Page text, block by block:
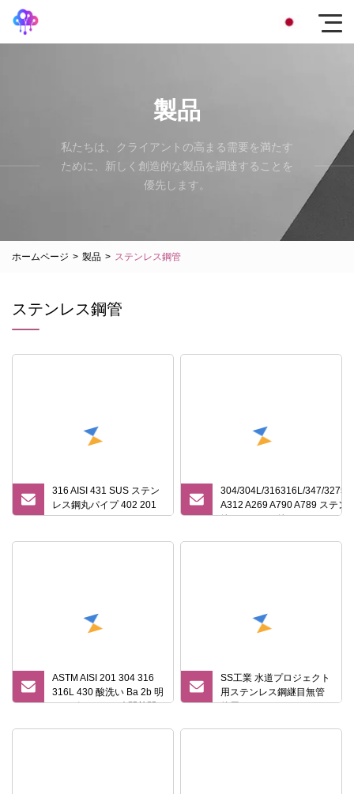
製品
私たちは、クライアントの高まる需要を満たす
ために、新しく創造的な製品を調達することを
優先します。
ホームページ > 製品 > ステンレス鋼管
ステンレス鋼管
316 AISI 431 SUS ステン
レス鋼丸パイプ 402 201
304L 316L 410s 430 20
304/304L/316316L/347/
A312 A269 A790 A789 ステン
管シームレス管
ASTM AISI 201 304 316
316L 430 酸洗い Ba 2b 明
るいポリッシュ冷間熱間
SS工業 水道プロジェクト
用ステンレス鋼継目無管
使用